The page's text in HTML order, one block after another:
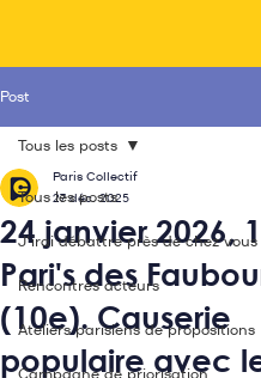
Post
Tous les posts
J'irai débattre près de chez vous
Rencontres acteurs
Ateliers parisiens de propositions
Tous les posts
24 janvier 2026,
Pari's des
(10e). Causerie
populaire avec
Paris Collectif
27 déc. 2025